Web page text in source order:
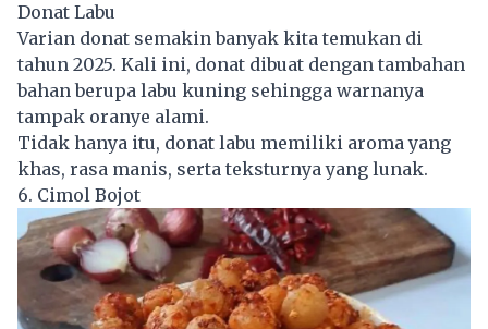
Donat Labu
Varian donat semakin banyak kita temukan di
tahun 2025. Kali ini, donat dibuat dengan tambahan
bahan berupa labu kuning sehingga warnanya
tampak oranye alami.
Tidak hanya itu, donat labu memiliki aroma yang
khas, rasa manis, serta teksturnya yang lunak.
6. Cimol Bojot